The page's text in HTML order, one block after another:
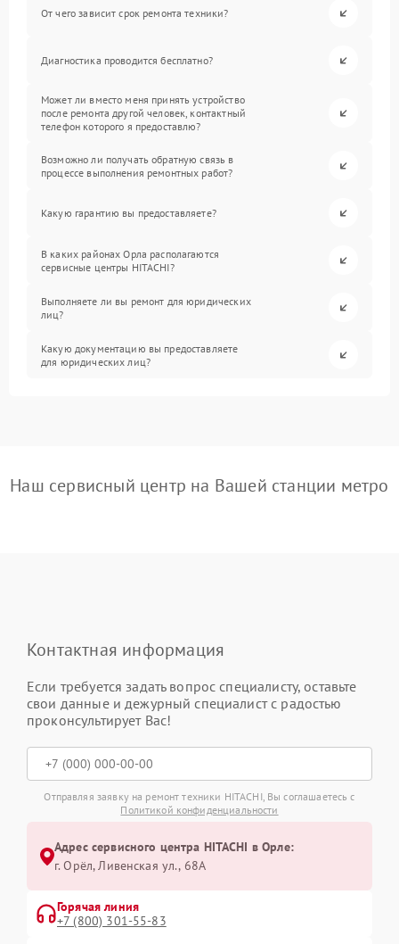
От чего зависит срок ремонта техники?
Диагностика проводится бесплатно?
Может ли вместо меня принять устройство
после ремонта другой человек, контактный
телефон которого я предоставлю?
Возможно ли получать обратную связь в
процессе выполнения ремонтных работ?
Какую гарантию вы предоставляете?
В каких районах Орла располагаются
сервисные центры HITACHI?
Выполняете ли вы ремонт для юридических
лиц?
Какую документацию вы предоставляете
для юридических лиц?
Наш сервисный центр на Вашей станции метро
Контактная информация
Если требуется задать вопрос специалисту, оставьте
свои данные и дежурный специалист с радостью
проконсультирует Вас!
Отправляя заявку на ремонт техники HITACHI, Вы соглашаетесь с
Политикой конфиденциальности
Адрес сервисного центра HITACHI в Орле:
г. Орёл, Ливенская ул., 68А
Горячая линия
+7 (800) 301-55-83